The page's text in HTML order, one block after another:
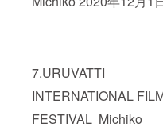
7.URUVATTI
INTERNATIONAL
FESTIVAL Michiko